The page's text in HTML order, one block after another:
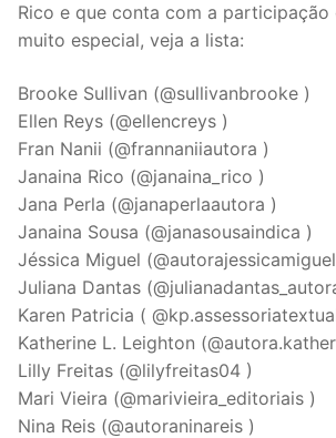
Rico e que conta com a participação
muito especial, veja a lista:
Brooke Sullivan (@sullivanbrooke )
Ellen Reys (@ellencreys )
Fran Nanii (@frannaniiautora )
Janaina Rico (@janaina_rico )
Jana Perla (@janaperlaautora )
Janaina Sousa (@janasousaindica )
Jéssica Miguel
Juliana Dantas
Karen Patricia (
Katherine L. Leighton
Lilly Freitas (@lilyfreitas04 )
Mari Vieira (@marivieira_editoriais )
Nina Reis (@autoraninareis )